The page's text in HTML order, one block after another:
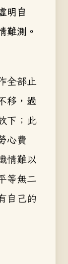
明自
難測。
全部止
移，過
下；此
心費
情難以
等無二
自己的